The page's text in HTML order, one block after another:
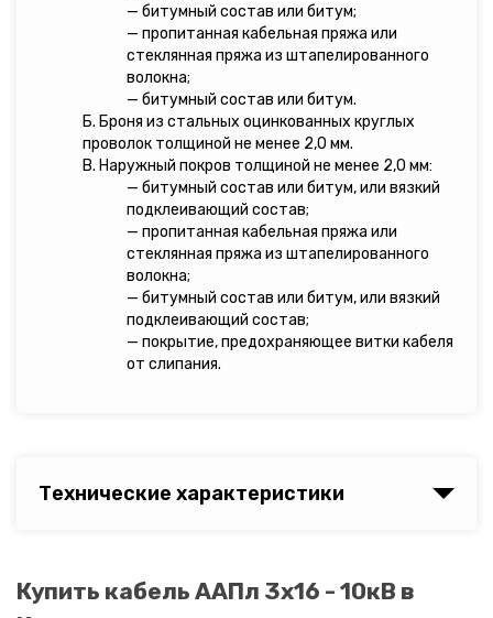
— битумный состав или битум;
— пропитанная кабельная пряжа или
стеклянная пряжа из штапелированного
волокна;
— битумный состав или битум.
Б. Броня из стальных оцинкованных круглых
проволок толщиной не менее 2,0 мм.
В. Наружный покров толщиной не менее 2,0 мм:
— битумный состав или битум, или вязкий
подклеивающий состав;
— пропитанная кабельная пряжа или
стеклянная пряжа из штапелированного
волокна;
— битумный состав или битум, или вязкий
подклеивающий состав;
— покрытие, предохраняющее витки кабеля
от слипания.
Технические характеристики
Купить кабель ААПл 3х16 - 10кВ в